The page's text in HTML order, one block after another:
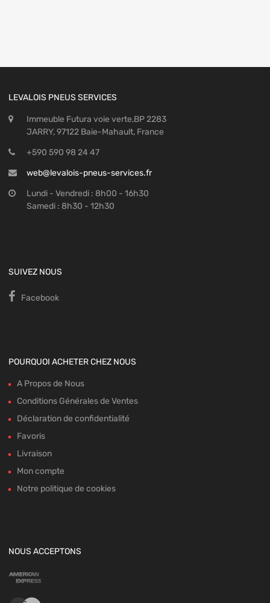
LEVALOIS PNEUS SERVICES
Immeuble Futura voie verte,BP 2283
JARRY, 97122 Baie-Mahault, France
+590 590 98 24 47
web@levalois-pneus-services.fr
Lundi - Vendredi : 8h00 - 16h30
Samedi : 8h30 - 12h30
SUIVEZ NOUS
Facebook
POURQUOI ACHETER CHEZ NOUS
A Propos de Nous
Conditions Générales de Ventes
Déclaration de confidentialité
Favoris
Livraison
Mon compte
Notre politique de cookies
NOUS ACCEPTONS